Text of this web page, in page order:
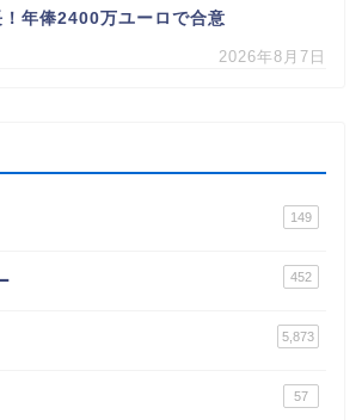
！年俸2400万ユーロで合意
2026年8月7日
149
452
5,873
57